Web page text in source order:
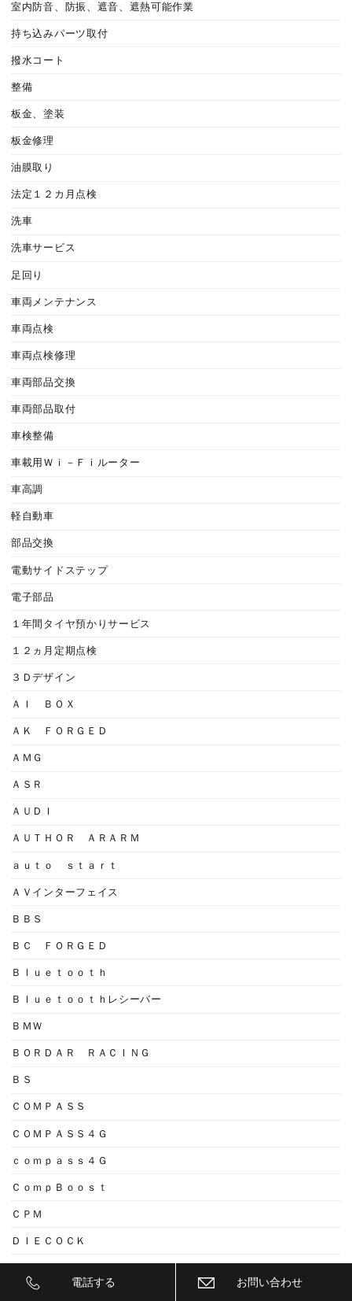
室内防音、防振、遮音、遮熱可能作業
持ち込みパーツ取付
撥水コート
整備
板金、塗装
板金修理
油膜取り
法定１２カ月点検
洗車
洗車サービス
足回り
車両メンテナンス
車両点検
車両点検修理
車両部品交換
車両部品取付
車検整備
車載用Ｗｉ－Ｆｉルーター
車高調
軽自動車
部品交換
電動サイドステップ
電子部品
１年間タイヤ預かりサービス
１２ヵ月定期点検
３Ｄデザイン
ＡＩ ＢＯＸ
ＡＫ ＦＯＲＧＥＤ
ＡＭＧ
ＡＳＲ
ＡＵＤＩ
ＡＵＴＨＯＲ ＡＲＡＲＭ
ａｕｔｏ ｓｔａｒｔ
ＡＶインターフェイス
ＢＢＳ
ＢＣ ＦＯＲＧＥＤ
Ｂｌｕｅｔｏｏｔｈ
Ｂｌｕｅｔｏｏｔｈレシーバー
ＢＭＷ
ＢＯＲＤＡＲ ＲＡＣＩＮＧ
ＢＳ
ＣＯＭＰＡＳＳ
ＣＯＭＰＡＳＳ４Ｇ
ｃｏｍｐａｓｓ４Ｇ
ＣｏｍｐＢｏｏｓｔ
ＣＰＭ
ＤＩＥＣＯＣＫ
電話する お問い合わせ